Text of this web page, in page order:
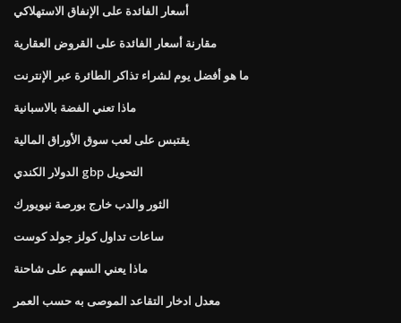
أسعار الفائدة على الإنفاق الاستهلاكي
مقارنة أسعار الفائدة على القروض العقارية
ما هو أفضل يوم لشراء تذاكر الطائرة عبر الإنترنت
ماذا تعني الفضة بالاسبانية
يقتبس على لعب سوق الأوراق المالية
الدولار الكندي gbp التحويل
الثور والدب خارج بورصة نيويورك
ساعات تداول كولز جولد كوست
ماذا يعني السهم على شاحنة
معدل ادخار التقاعد الموصى به حسب العمر